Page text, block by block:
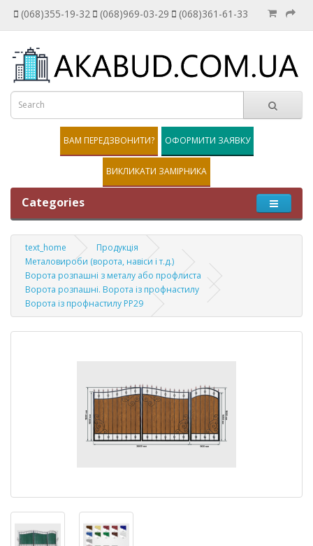
(068)355-19-32 (068)969-03-29 (068)361-61-33
ВАМ ПЕРЕДЗВОНИТИ? ОФОРМИТИ ЗАЯВКУ
ВИКЛИКАТИ ЗАМІРНИКА
Categories
text_home
Продукція
Металовироби (ворота, навіси і т.д.)
Ворота розпашні з металу або профлиста
Ворота розпашні. Ворота із профнастилу
Ворота із профнастилу PP29